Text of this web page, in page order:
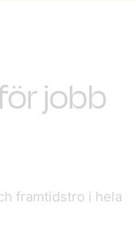
jobb
framtidstro i hela